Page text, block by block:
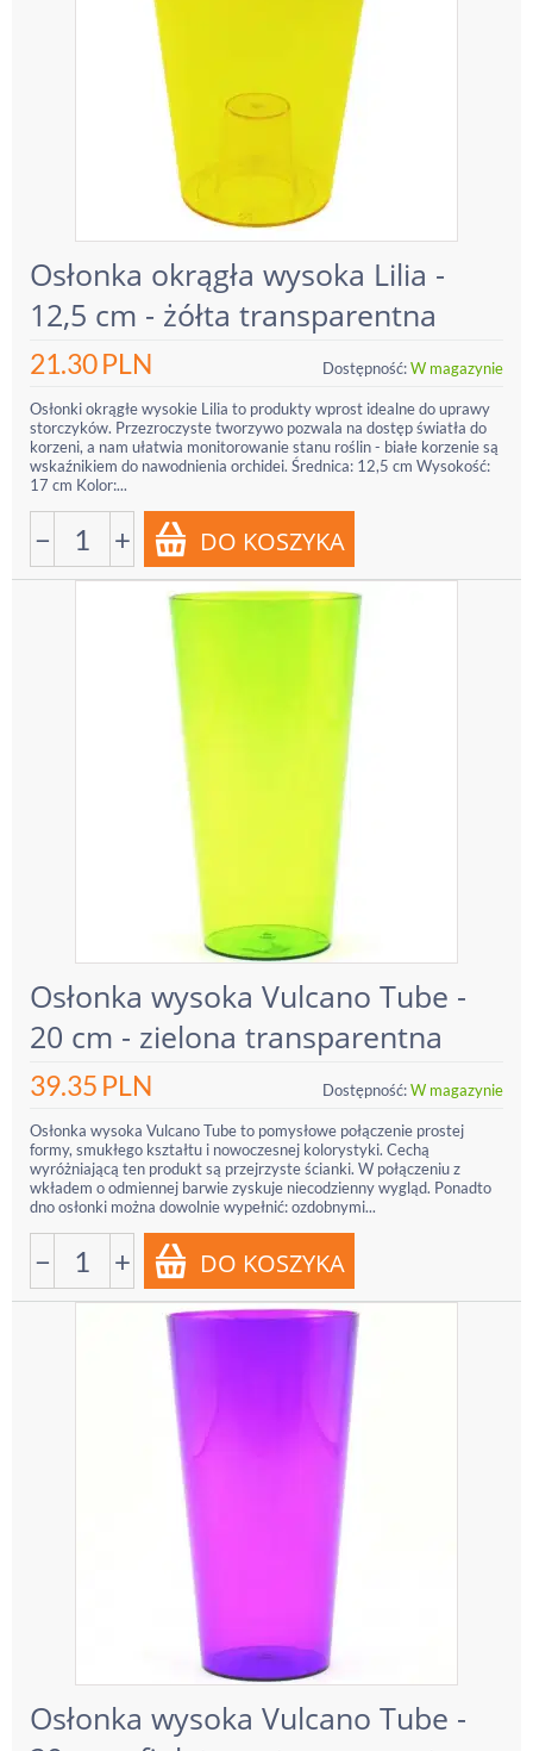
Osłonka okrągła wysoka Lilia -
12,5 cm - żółta transparentna
21.30PLN Dostępność:W magazynie
Osłonki okrągłe wysokie Lilia to produkty wprost idealne do uprawy
storczyków. Przezroczyste tworzywo pozwala na dostęp światła do
korzeni, a nam ułatwia monitorowanie stanu roślin - białe korzenie są
wskaźnikiem do nawodnienia orchidei. Średnica: 12,5 cm Wysokość:
17 cm Kolor:...
− +
Osłonka wysoka Vulcano Tube -
20 cm - zielona transparentna
39.35 PLN Dostępność:W magazynie
Osłonka wysoka Vulcano Tube to pomysłowe połączenie prostej
formy, smukłego kształtu i nowoczesnej kolorystyki. Cechą
wyróżniającą ten produkt są przejrzyste ścianki. W połączeniu z
wkładem o odmiennej barwie zyskuje niecodzienny wygląd. Ponadto
dno osłonki można dowolnie wypełnić: ozdobnymi...
− +
Osłonka wysoka Vulcano Tube -